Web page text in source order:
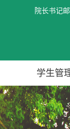
院长书记
学生管